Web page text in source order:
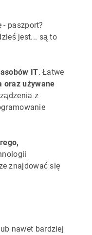
- paszport?
jest... są to
IT. Łatwe
oraz używane
z
znajdować się
nawet bardziej